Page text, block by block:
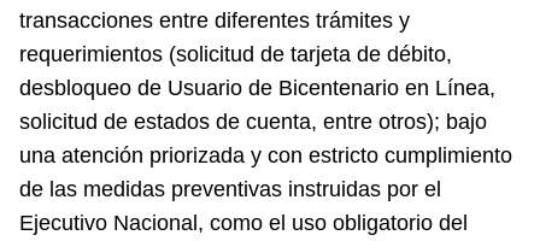
transacciones entre diferentes trámites y
requerimientos (solicitud de tarjeta de débito,
desbloqueo de Usuario de Bicentenario en Línea,
solicitud de estados de cuenta, entre otros); bajo
una atención priorizada y con estricto cumplimiento
de las medidas preventivas instruidas por el
Ejecutivo Nacional, como el uso obligatorio del